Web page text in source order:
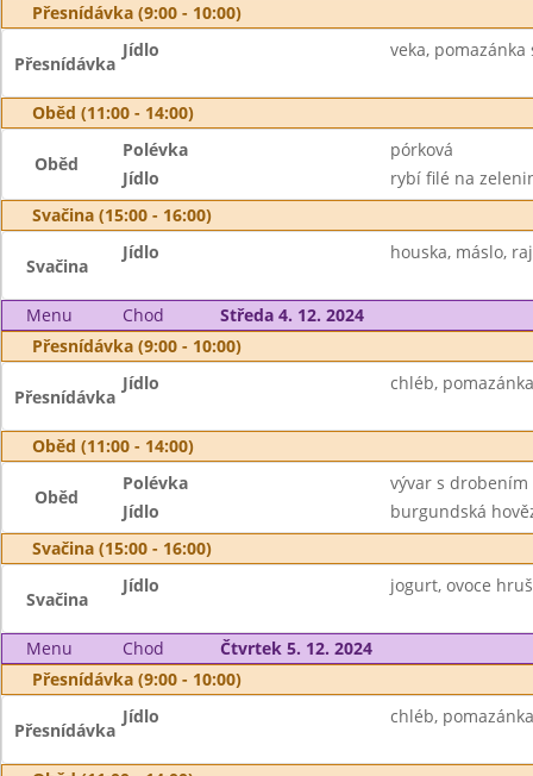
Přesnídávka (9:00 - 10:00)
Přesnídávka
Jídlo veka, pomazánka
Oběd (11:00 - 14:00)
Oběd
Polévka
pórková
Jídlo
rybí filé na
Svačina (15:00 - 16:00)
Svačina
Jídlo houska, máslo,
Menu Chod
Středa 4. 12. 2024
Přesnídávka (9:00 - 10:00)
Přesnídávka
Jídlo chléb,
Oběd (11:00 - 14:00)
Oběd
Polévka
vývar s drobením
Jídlo
burgundská
Svačina (15:00 - 16:00)
Svačina
Jídlo jogurt, ovoce
Menu Chod
Čtvrtek 5. 12. 2024
Přesnídávka (9:00 - 10:00)
Přesnídávka
Jídlo chléb,